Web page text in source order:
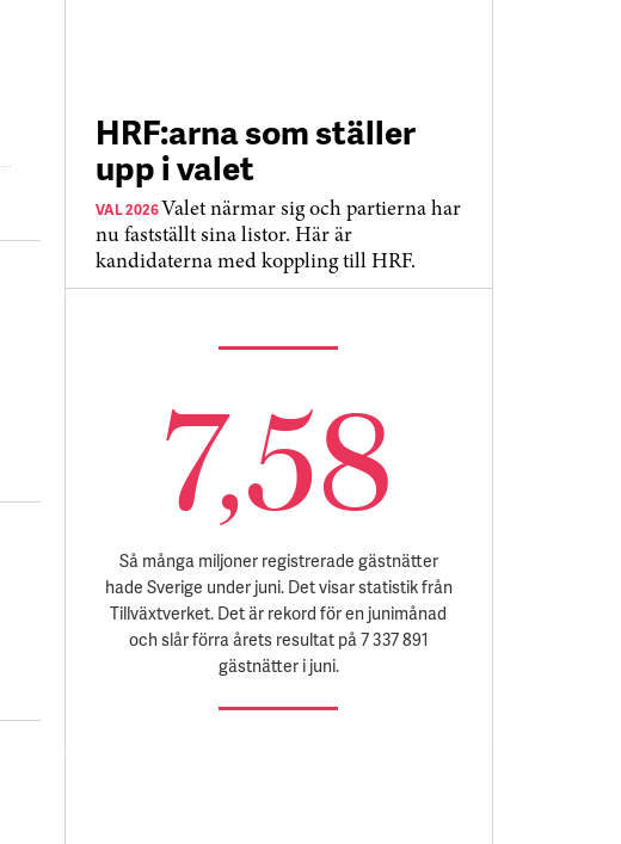
HRF:arna som ställer
upp i valet
VAL 2026Valet närmar sig och partierna har
nu fastställt sina listor. Här är
kandidaterna med koppling till HRF.
7,58
Så många miljoner registrerade gästnätter
hade Sverige under juni. Det visar statistik från
Tillväxtverket. Det är rekord för en junimånad
och slår förra årets resultat på 7 337 891
gästnätter i juni.